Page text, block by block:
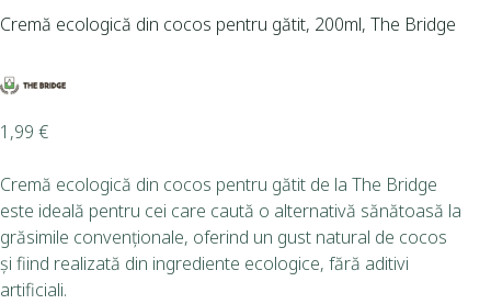
Cremă ecologică din cocos pentru gătit, 200ml, The Bridge
1,99 €
Cremă ecologică din cocos pentru gătit de la The Bridge
este ideală pentru cei care caută o alternativă sănătoasă la
grăsimile convenționale, oferind un gust natural de cocos
și fiind realizată din ingrediente ecologice, fără aditivi
artificiali.